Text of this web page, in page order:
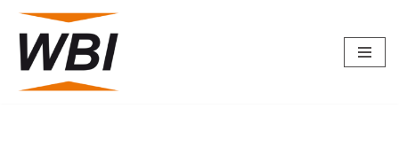
Zum
Inhalt
springen